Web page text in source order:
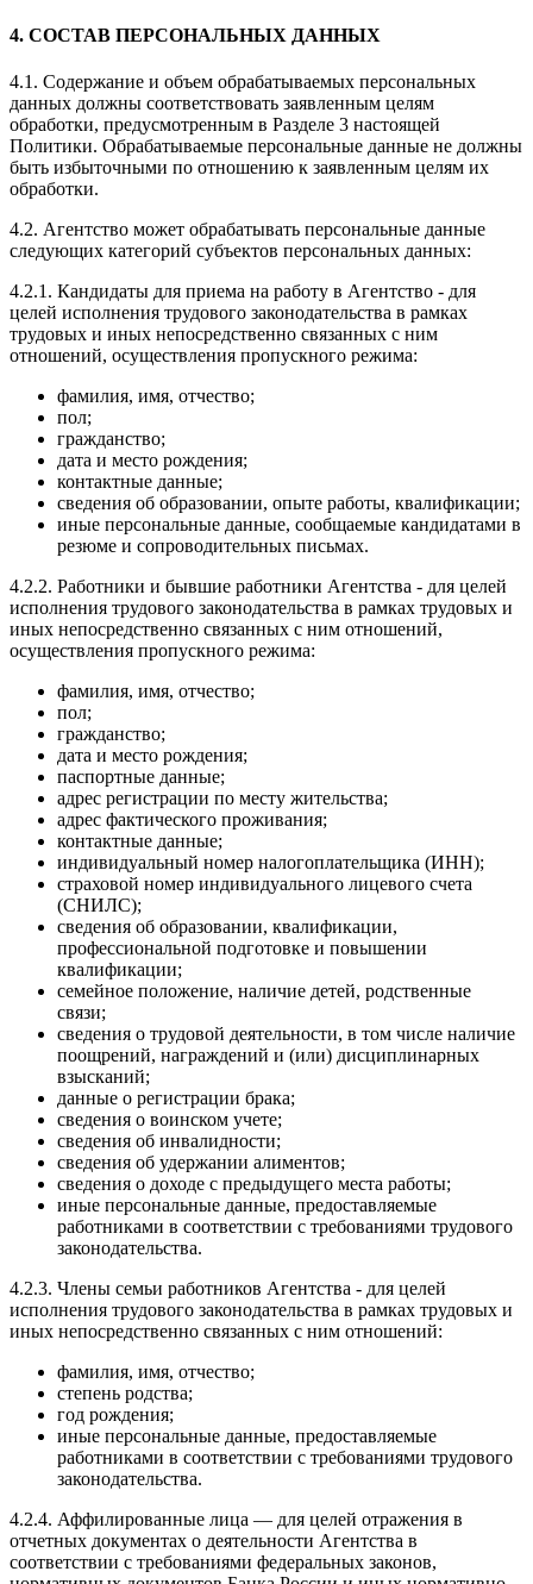
4. СОСТАВ ПЕРСОНАЛЬНЫХ ДАННЫХ
4.1. Содержание и объем обрабатываемых персональных
данных должны соответствовать заявленным целям
обработки, предусмотренным в Разделе 3 настоящей
Политики. Обрабатываемые персональные данные не должны
быть избыточными по отношению к заявленным целям их
обработки.
4.2. Агентство может обрабатывать персональные данные
следующих категорий субъектов персональных данных:
4.2.1. Кандидаты для приема на работу в Агентство - для
целей исполнения трудового законодательства в рамках
трудовых и иных непосредственно связанных с ним
отношений, осуществления пропускного режима:
фамилия, имя, отчество;
пол;
гражданство;
дата и место рождения;
контактные данные;
сведения об образовании, опыте работы, квалификации;
иные персональные данные, сообщаемые кандидатами в
резюме и сопроводительных письмах.
4.2.2. Работники и бывшие работники Агентства - для целей
исполнения трудового законодательства в рамках трудовых и
иных непосредственно связанных с ним отношений,
осуществления пропускного режима:
фамилия, имя, отчество;
пол;
гражданство;
дата и место рождения;
паспортные данные;
адрес регистрации по месту жительства;
адрес фактического проживания;
контактные данные;
индивидуальный номер налогоплательщика (ИНН);
страховой номер индивидуального лицевого счета
(СНИЛС);
сведения об образовании, квалификации,
профессиональной подготовке и повышении
квалификации;
семейное положение, наличие детей, родственные
связи;
сведения о трудовой деятельности, в том числе наличие
поощрений, награждений и (или) дисциплинарных
взысканий;
данные о регистрации брака;
сведения о воинском учете;
сведения об инвалидности;
сведения об удержании алиментов;
сведения о доходе с предыдущего места работы;
иные персональные данные, предоставляемые
работниками в соответствии с требованиями трудового
законодательства.
4.2.3. Члены семьи работников Агентства - для целей
исполнения трудового законодательства в рамках трудовых и
иных непосредственно связанных с ним отношений:
фамилия, имя, отчество;
степень родства;
год рождения;
иные персональные данные, предоставляемые
работниками в соответствии с требованиями трудового
законодательства.
4.2.4. Аффилированные лица — для целей отражения в
отчетных документах о деятельности Агентства в
соответствии с требованиями федеральных законов,